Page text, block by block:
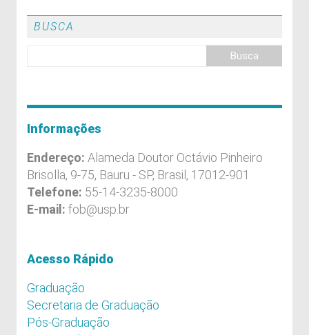
BUSCA
Informações
Endereço: Alameda Doutor Octávio Pinheiro
Brisolla, 9-75, Bauru - SP, Brasil, 17012-901
Telefone: 55-14-3235-8000
E-mail: fob@usp.br
Acesso Rápido
Graduação
Secretaria de Graduação
Pós-Graduação